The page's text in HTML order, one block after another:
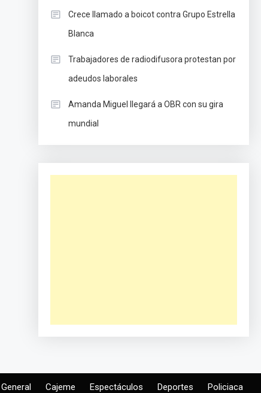
Crece llamado a boicot contra Grupo Estrella
Blanca
Trabajadores de radiodifusora protestan por
adeudos laborales
Amanda Miguel llegará a OBR con su gira
mundial
General Cajeme Espectáculos Deportes Policiaca